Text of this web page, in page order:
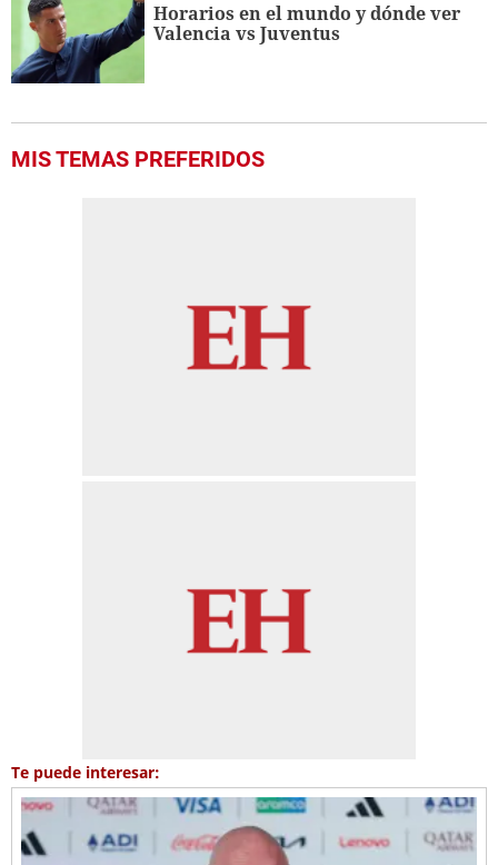
Horarios en el mundo y dónde ver
Valencia vs Juventus
MIS TEMAS PREFERIDOS
Te puede interesar: